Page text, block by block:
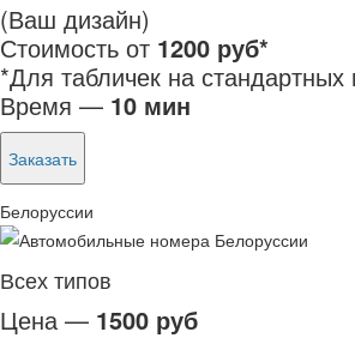
(Ваш дизайн)
Стоимость от 1200 руб*
*Для табличек на стандартных
Время — 10 мин
Заказать
Белоруссии
Всех типов
Цена — 1500 руб